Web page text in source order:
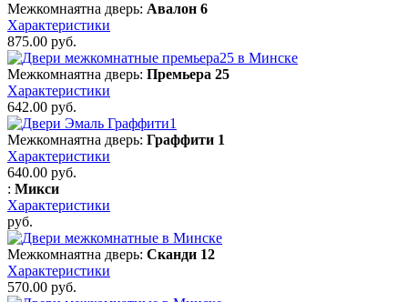
Межкомнаятна дверь: Авалон 6
Характеристики
875.00 руб.
Межкомнаятна дверь: Премьера 25
Характеристики
642.00 руб.
Межкомнаятна дверь: Граффити 1
Характеристики
640.00 руб.
: Микси
Характеристики
руб.
Межкомнаятна дверь: Сканди 12
Характеристики
570.00 руб.